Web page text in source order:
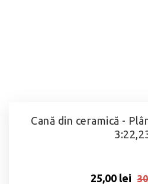
Cană din ceramică -
25,00 lei